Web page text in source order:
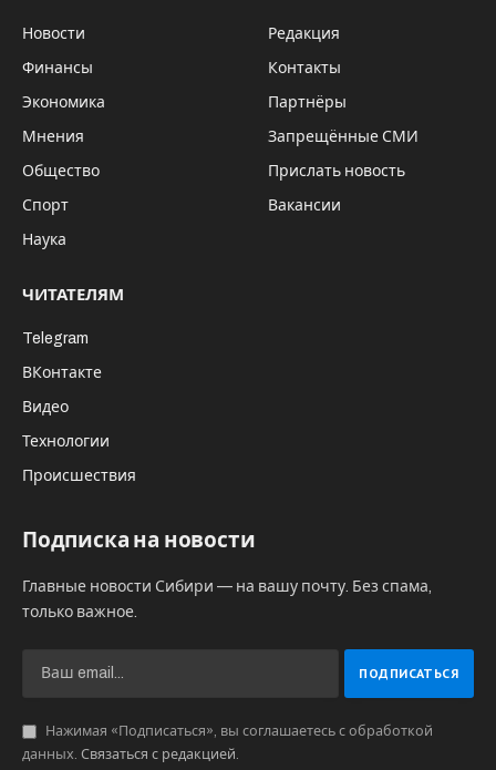
Новости
Финансы
Экономика
Мнения
Общество
Спорт
Наука
Редакция
Контакты
Партнёры
Запрещённые СМИ
Прислать новость
Вакансии
ЧИТАТЕЛЯМ
Telegram
ВКонтакте
Видео
Технологии
Происшествия
Подписка на новости
Главные новости Сибири — на вашу почту. Без спама,
только важное.
Нажимая «Подписаться», вы соглашаетесь с обработкой
данных. Связаться с редакцией